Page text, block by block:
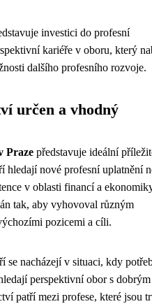
investici do profesní
kariéře v oboru, který
dalšího profesního rozvoje.
určen a vhodný
Praze představuje ideální
hledají nové profesní uplatnění
v oblasti financí a
tak, aby vyhovoval různým
pozicemi a cíli.
se nacházejí v situaci, kdy
perspektivní obor s dobrým
patří mezi profese, které jsou